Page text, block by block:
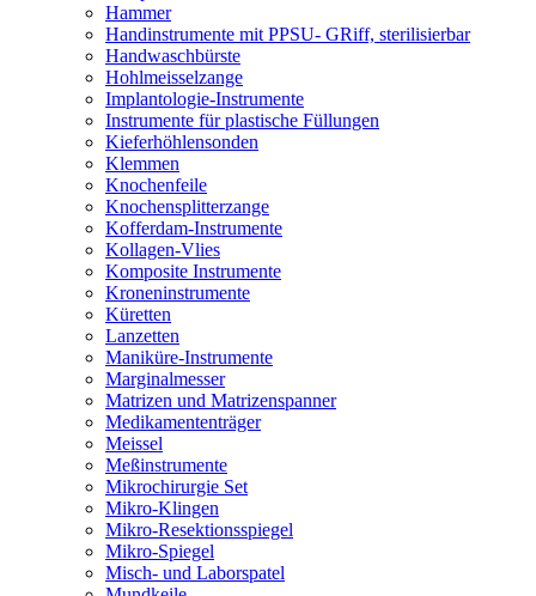
Hammer
Handinstrumente mit PPSU- GRiff, sterilisierbar
Handwaschbürste
Hohlmeisselzange
Implantologie-Instrumente
Instrumente für plastische Füllungen
Kieferhöhlensonden
Klemmen
Knochenfeile
Knochensplitterzange
Kofferdam-Instrumente
Kollagen-Vlies
Komposite Instrumente
Kroneninstrumente
Küretten
Lanzetten
Maniküre-Instrumente
Marginalmesser
Matrizen und Matrizenspanner
Medikamententräger
Meissel
Meßinstrumente
Mikrochirurgie Set
Mikro-Klingen
Mikro-Resektionsspiegel
Mikro-Spiegel
Misch- und Laborspatel